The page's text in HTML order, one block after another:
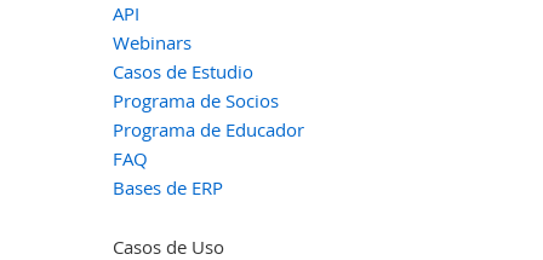
API
Webinars
Casos de Estudio
Programa de Socios
Programa de Educador
FAQ
Bases de ERP
Casos de Uso